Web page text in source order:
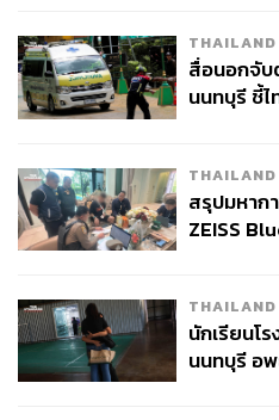
เวอร์ชันหนัง เส้นเรื่องเวอร์ชันห
หนังแทบทุกประการ แต่จะเพิ่มก
การกระทำของทุกๆ ตัวละครแบ
ได้ว่าทุกๆ ตัวอักษร จะช่วยคลี่ค
เหตุการณ์ในหนังได้ทั้งหมด
โดยเฉพาะทุกๆ ฉากที่เอไลซาแล
จากไข่ต้มไม่กี่ฟอง การสื่อสารกั
สอดประสานในจังหวะที่มีเพียง
นำเสนออย่างรวบรัดและได้ใจ
THAILAND
สื่อนอกจับ
นนทบุรี ชี้
THAILAND
สรุปมหาก
ZEISS
จ่ายหนี้-แอ
THAILAND
นักเรียนโ
นนทบุรี อ